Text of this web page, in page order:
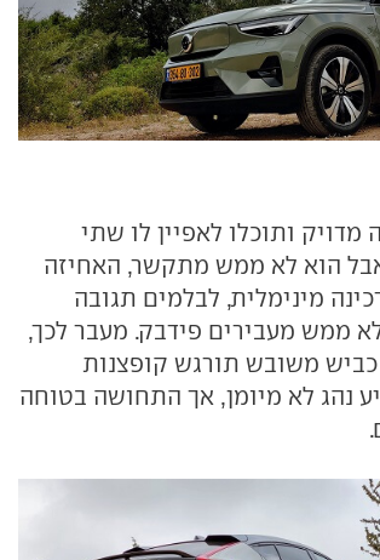
מדויק ותוכלו לאפיין לו שתי
הוא לא ממש מתקשר, האחיזה
מינימלית, לבלמים תגובה
ממש מעבירים פידבק. מעבר לכך,
משובש תורגש קופצנות
נהג לא מיומן, אך התחושה בטוחה